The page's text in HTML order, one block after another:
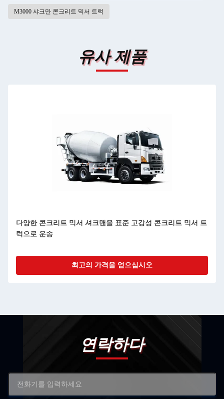
M3000 샤크만 콘크리트 믹서 트럭
유사 제품
다양한 콘크리트 믹서 셔크맨을 표준 고강성 콘크리트 믹서 트
럭으로 운송
최고의 가격을 얻으십시오
연락하다